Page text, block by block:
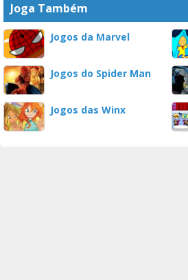
Joga Também
Jogos da Marvel
Jogos do Spider Man
Jogos das Winx